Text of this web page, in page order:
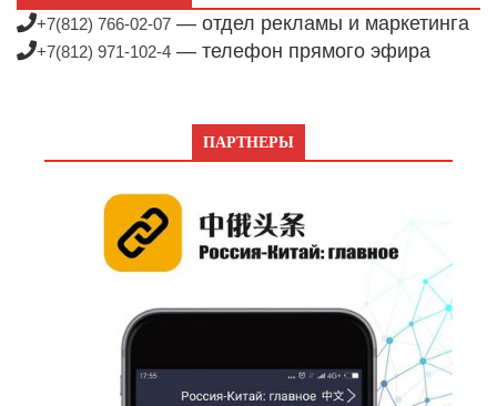
+7(812) 766-02-07 — отдел рекламы и маркетинга
+7(812) 971-102-4 — телефон прямого эфира
ПАРТНЕРЫ